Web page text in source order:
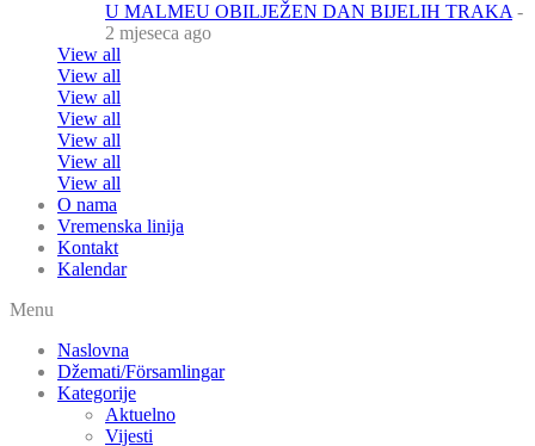
U MALMEU OBILJEŽEN DAN BIJELIH TRAKA -
2 mjeseca ago
View all
View all
View all
View all
View all
View all
View all
O nama
Vremenska linija
Kontakt
Kalendar
Menu
Naslovna
Džemati/Församlingar
Kategorije
Aktuelno
Vijesti